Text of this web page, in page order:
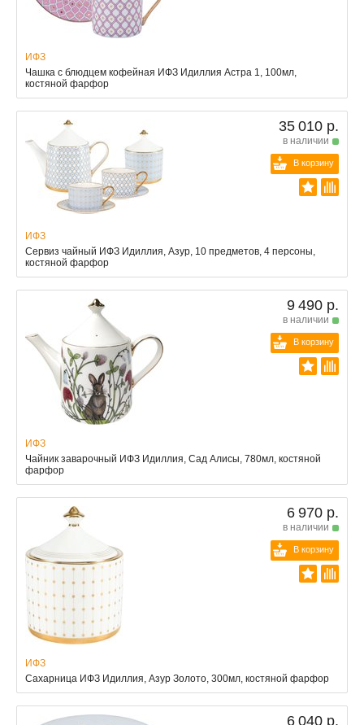
ИФЗ
Чашка с блюдцем кофейная ИФЗ Идиллия Астра 1, 100мл,
костяной фарфор
35 010 р.
в наличии
В корзину
ИФЗ
Сервиз чайный ИФЗ Идиллия, Азур, 10 предметов, 4 персоны,
костяной фарфор
9 490 р.
в наличии
В корзину
ИФЗ
Чайник заварочный ИФЗ Идиллия, Сад Алисы, 780мл, костяной
фарфор
6 970 р.
в наличии
В корзину
ИФЗ
Сахарница ИФЗ Идиллия, Азур Золото, 300мл, костяной фарфор
6 040 р.